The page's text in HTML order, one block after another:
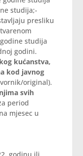
studija;-
presliku
studija
godini.
kućanstva,
kod javnog
original).
svih
period
mjesec u